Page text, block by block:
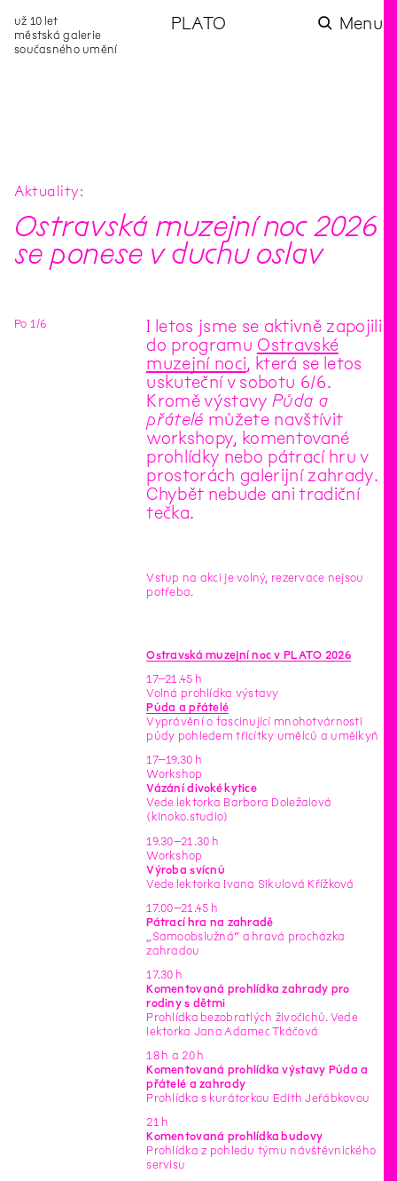
už 10 let
městská galerie
současného umění
PLATO Menu
Aktuality
Ostravská muzejní noc 2026
se ponese v duchu oslav
Po 1 /6
I letos jsme se aktivně zapojili
do programu Ostravské
muzejní noci, která se letos
uskuteční v sobotu 6/6.
Kromě výstavyPůda a
přátelé můžete navštívit
workshopy, komentované
prohlídky nebo pátrací hru v
prostorách galerijní zahrady.
Chybět nebude ani tradiční
tečka.
Vstup na akci je volný, rezervace nejsou
potřeba.
Ostravská muzejní noc v PLATO 2026
17–21.45 h
Volná prohlídka výstavy
Půda a přátelé
Vyprávění o fascinující mnohotvárnosti
půdy pohledem třicítky umělců a umělkyň
17–19.30 h
Workshop
Vázání divoké kytice
Vede lektorka Barbora Doležalová
(kinoko.studio)
19.30–21.30 h
Workshop
Výroba svícnů
Vede lektorka Ivana Sikulová Křížková
17.00–21.45 h
Pátrací hra na zahradě
„Samoobslužná“ a hravá procházka
zahradou
17.30 h
Komentovaná prohlídka zahrady pro
rodiny s dětmi
Prohlídka bezobratlých živočichů. Vede
lektorka Jana Adamec Tkáčová
18 h a 20 h
Komentovaná prohlídka výstavy Půda a
přátelé a zahrady
Prohlídka s kurátorkou Edith Jeřábkovou
21 h
Komentovaná prohlídka budovy
Prohlídka z pohledu týmu návštěvnického
servisu